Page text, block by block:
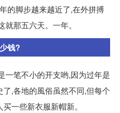
的脚步越来越近了,在外拼搏
那五六天。一年。
钱?
一笔不小的开支哟,因为过年是
,各地的風俗虽然不同,但每个
一些新衣服新帽新。